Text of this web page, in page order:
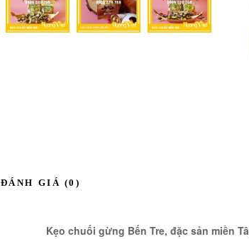
ĐÁNH GIÁ (0)
Kẹo chuối gừng Bến Tre, đặc sản miền